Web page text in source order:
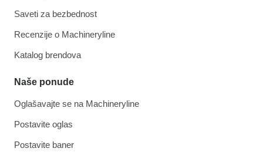
Saveti za bezbednost
Recenzije o Machineryline
Katalog brendova
Naše ponude
Oglašavajte se na Machineryline
Postavite oglas
Postavite baner